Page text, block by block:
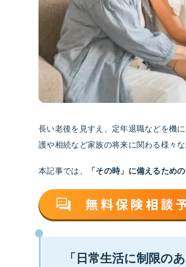
長い老後を見すえ、定年退職などを機
護や相続など家族の将来に関わる様々な
本記事では、 「その時」に備えるため
「日常生活に制限の